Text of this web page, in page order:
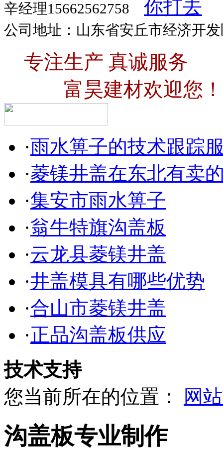
辛经理15662562758
公司地址：山东省安丘市经济开
专注生产 真诚服务
富昊建材欢迎您！
·雨水箅子的技术跟踪
·菱镁井盖在东北有卖
·集安市雨水箅子
·翁牛特旗沟盖板
·云龙县菱镁井盖
·井盖模具有哪些优势
·合山市菱镁井盖
·正品沟盖板供应
技术支持
您当前所在的位置：
网
沟盖板专业制作